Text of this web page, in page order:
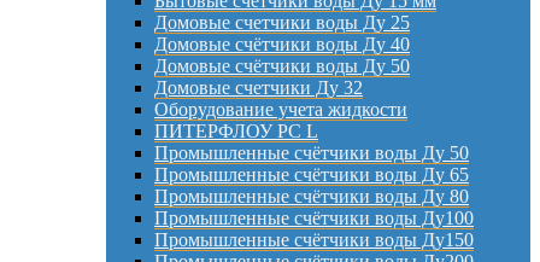
Домовые счетчики воды Ду 25
Домовые счётчики воды Ду 40
Домовые счётчики воды Ду 50
Домовые счетчики Ду 32
Оборудование учета жидкости
ПИТЕРФЛОУ РС L
Промышленные счётчики воды Ду 50
Промышленные счётчики воды Ду 65
Промышленные счётчики воды Ду 80
Промышленные счётчики воды Ду100
Промышленные счётчики воды Ду150